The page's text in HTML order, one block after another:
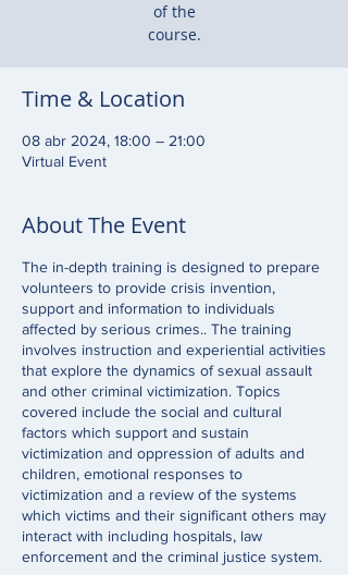
of the
course.
Time & Location
08 abr 2024, 18:00 – 21:00
Virtual Event
About The Event
The in-depth training is designed to prepare
volunteers to provide crisis invention,
support and information to individuals
affected by serious crimes.. The training
involves instruction and experiential activities
that explore the dynamics of sexual assault
and other criminal victimization. Topics
covered include the social and cultural
factors which support and sustain
victimization and oppression of adults and
children, emotional responses to
victimization and a review of the systems
which victims and their significant others may
interact with including hospitals, law
enforcement and the criminal justice system.